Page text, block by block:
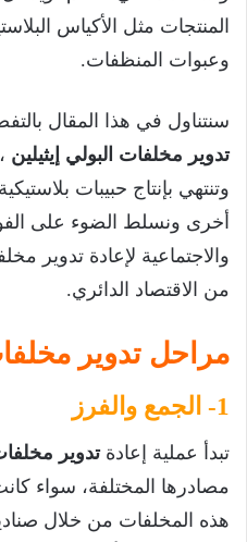
المنتجات مثل الأكياس
وعبوات المنظفات.
سنتناول في هذا المقال
تدوير مخلفات البولي إيثيلين
وتنتهي بإنتاج حبيبات
أخرى ونسلط الضوء على
والاجتماعية لإعادة تدوير
من الاقتصاد الدائري.
مراحل تدوير
1- الجمع والفرز
تبدأ عملية إعادةتدوير
مصادرها المختلفة، سواء
هذه المخلفات من خلال